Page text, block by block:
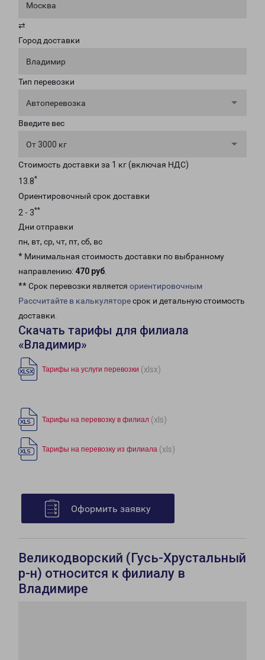
Москва
⇄
Город доставки
Владимир
Тип перевозки
Автоперевозка
Введите вес
От 3000 кг
Стоимость доставки за 1 кг (включая НДС)
13.8*
Ориентировочный срок доставки
2 - 3**
Дни отправки
пн, вт, ср, чт, пт, сб, вс
* Минимальная стоимость доставки по выбранному
направлению: 470 руб.
** Срок перевозки является ориентировочным
Рассчитайте в калькуляторесрок и детальную стоимость
доставки.
Скачать тарифы для филиала
«Владимир»
Тарифы на услуги перевозки (xlsx)
Тарифы на перевозку в филиал (xls)
Тарифы на перевозку из филиала (xls)
Оформить заявку
Великодворский (Гусь-Хрустальный
р-н) относится к филиалу в
Владимире